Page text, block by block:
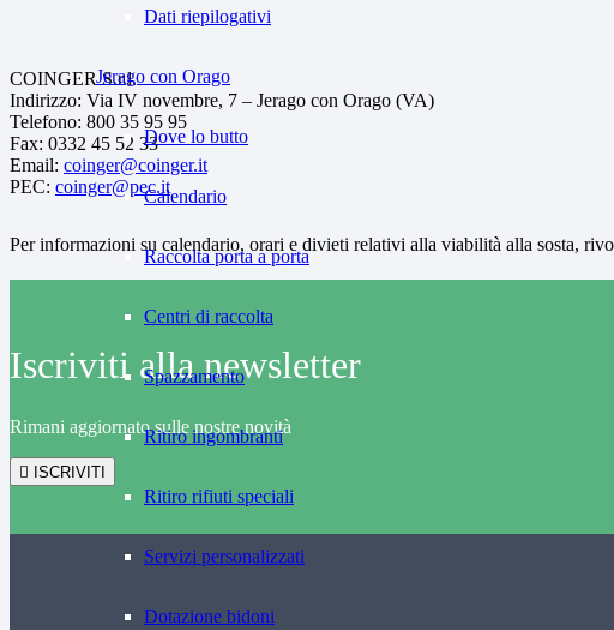
Dati riepilogativi
Jerago con Orago
Dove lo butto
Calendario
Raccolta porta a porta
Centri di raccolta
Spazzamento
Ritiro ingombranti
Ritiro rifiuti speciali
Servizi personalizzati
Dotazione bidoni
COINGER S.r.l.
Indirizzo: Via IV novembre, 7 – Jerago con Orago (VA)
Telefono: 800 35 95 95
Fax: 0332 45 52 33
Email: coinger@coinger.it
PEC: coinger@pec.it
Per informazioni su calendario, orari e divieti relativi alla viabilità alla sosta,
Iscriviti alla newsletter
Rimani aggiornato sulle nostre novità
ISCRIVITI